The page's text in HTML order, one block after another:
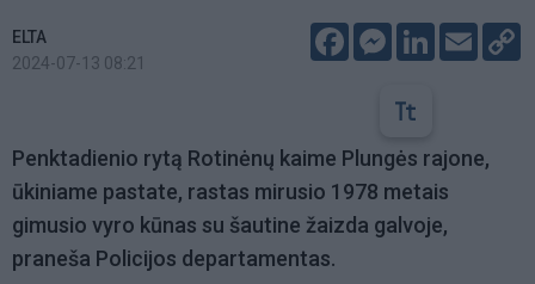
ELTA
2024-07-13 08:21
FacebookMessenger
LinkedIn
Email
Penktadienio rytą Rotinėnų kaime Plungės rajone,
ūkiniame pastate, rastas mirusio 1978 metais
gimusio vyro kūnas su šautine žaizda galvoje,
praneša Policijos departamentas.